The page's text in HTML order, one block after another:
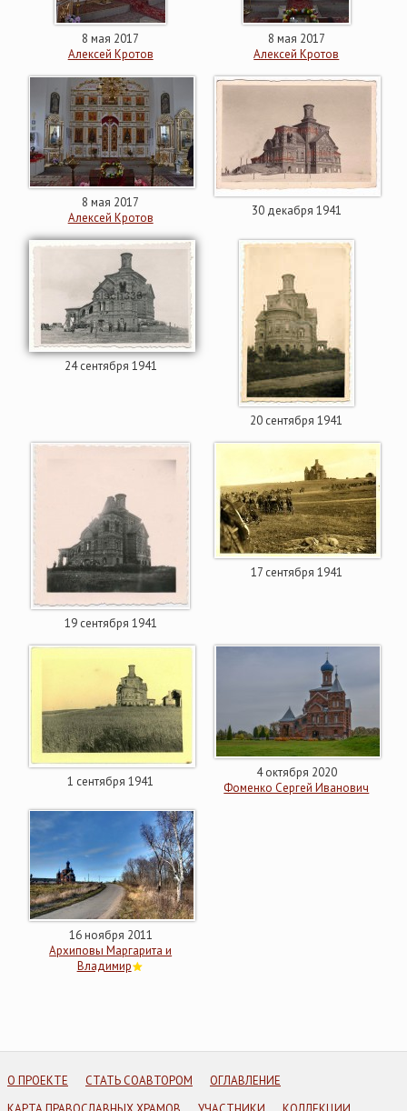
8 мая 2017
Алексей Кротов
8 мая 2017
Алексей Кротов
8 мая 2017
Алексей Кротов
30 декабря 1941
24 сентября 1941
20 сентября 1941
19 сентября 1941
17 сентября 1941
1 сентября 1941
4 октября 2020
Фоменко Сергей Иванович
16 ноября 2011
Архиповы Маргарита и
Владимир
О ПРОЕКТЕ СТАТЬ СОАВТОРОМ
ОГЛАВЛЕНИЕ